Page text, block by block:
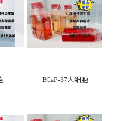
BCaP-37人细胞